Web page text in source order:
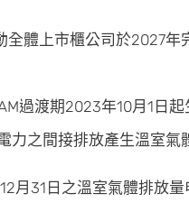
體上市櫃公司於2027
過渡期2023年10月1日
之間接排放產生溫室
月31日之溫室氣體排放量